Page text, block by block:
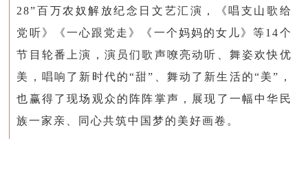
28”百万农奴解放纪念日文艺汇演，《唱支山歌给
党听》《一心跟党走》《一个妈妈的女儿》等14个
节目轮番上演，演员们歌声嘹亮动听、舞姿欢快优
美，唱响了新时代的“甜”、舞动了新生活的“美”，
也赢得了现场观众的阵阵掌声，展现了一幅中华民
族一家亲、同心共筑中国梦的美好画卷。